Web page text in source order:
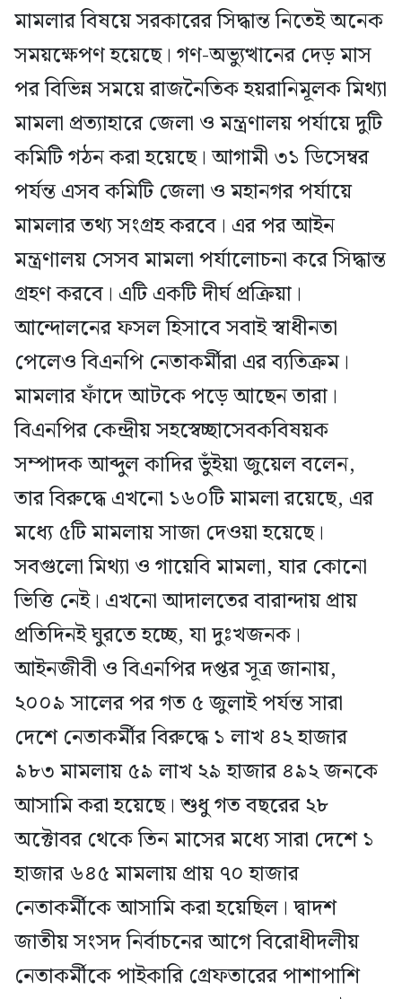
মামলার বিষয়ে সরকারের সিদ্ধান্ত নিতেই অনেক
সময়ক্ষেপণ হয়েছে। গণ-অভ্যুত্থানের দেড় মাস
পর বিভিন্ন সময়ে রাজনৈতিক হয়রানিমূলক মিথ্যা
মামলা প্রত্যাহারে জেলা ও মন্ত্রণালয় পর্যায়ে দুটি
কমিটি গঠন করা হয়েছে। আগামী ৩১ ডিসেম্বর
পর্যন্ত এসব কমিটি জেলা ও মহানগর পর্যায়ে
মামলার তথ্য সংগ্রহ করবে। এর পর আইন
মন্ত্রণালয় সেসব মামলা পর্যালোচনা করে সিদ্ধান্ত
গ্রহণ করবে। এটি একটি দীর্ঘ প্রক্রিয়া।
আন্দোলনের ফসল হিসাবে সবাই স্বাধীনতা
পেলেও বিএনপি নেতাকর্মীরা এর ব্যতিক্রম।
মামলার ফাঁদে আটকে পড়ে আছেন তারা।
বিএনপির কেন্দ্রীয় সহস্বেচ্ছাসেবকবিষয়ক
সম্পাদক আব্দুল কাদির ভুঁইয়া জুয়েল বলেন,
তার বিরুদ্ধে এখনো ১৬০টি মামলা রয়েছে, এর
মধ্যে ৫টি মামলায় সাজা দেওয়া হয়েছে।
সবগুলো মিথ্যা ও গায়েবি মামলা, যার কোনো
ভিত্তি নেই। এখনো আদালতের বারান্দায় প্রায়
প্রতিদিনই ঘুরতে হচ্ছে, যা দুঃখজনক।
আইনজীবী ও বিএনপির দপ্তর সূত্র জানায়,
২০০৯ সালের পর গত ৫ জুলাই পর্যন্ত সারা
দেশে নেতাকর্মীর বিরুদ্ধে ১ লাখ ৪২ হাজার
৯৮৩ মামলায় ৫৯ লাখ ২৯ হাজার ৪৯২ জনকে
আসামি করা হয়েছে। শুধু গত বছরের ২৮
অক্টোবর থেকে তিন মাসের মধ্যে সারা দেশে ১
হাজার ৬৪৫ মামলায় প্রায় ৭০ হাজার
নেতাকর্মীকে আসামি করা হয়েছিল। দ্বাদশ
জাতীয় সংসদ নির্বাচনের আগে বিরোধীদলীয়
নেতাকর্মীকে পাইকারি গ্রেফতারের পাশাপাশি